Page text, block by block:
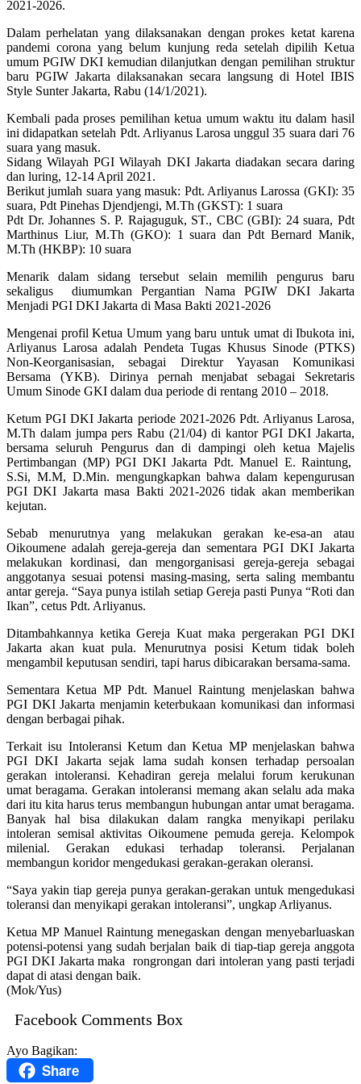
2021-2026.
Dalam perhelatan yang dilaksanakan dengan prokes ketat karena
pandemi corona yang belum kunjung reda setelah dipilih Ketua
umum PGIW DKI kemudian dilanjutkan dengan pemilihan struktur
baru PGIW Jakarta dilaksanakan secara langsung di Hotel IBIS
Style Sunter Jakarta, Rabu (14/1/2021).
Kembali pada proses pemilihan ketua umum waktu itu dalam hasil
ini didapatkan setelah Pdt. Arliyanus Larosa unggul 35 suara dari 76
suara yang masuk.
Sidang Wilayah PGI Wilayah DKI Jakarta diadakan secara daring
dan luring, 12-14 April 2021.
Berikut jumlah suara yang masuk: Pdt. Arliyanus Larossa (GKI): 35
suara, Pdt Pinehas Djendjengi, M.Th (GKST): 1 suara
Pdt Dr. Johannes S. P. Rajaguguk, ST., CBC (GBI): 24 suara, Pdt
Marthinus Liur, M.Th (GKO): 1 suara dan Pdt Bernard Manik,
M.Th (HKBP): 10 suara
Menarik dalam sidang tersebut selain memilih pengurus baru
sekaligus diumumkan Pergantian Nama PGIW DKI Jakarta
Menjadi PGI DKI Jakarta di Masa Bakti 2021-2026
Mengenai profil Ketua Umum yang baru untuk umat di Ibukota ini,
Arliyanus Larosa adalah Pendeta Tugas Khusus Sinode (PTKS)
Non-Keorganisasian, sebagai Direktur Yayasan Komunikasi
Bersama (YKB). Dirinya pernah menjabat sebagai Sekretaris
Umum Sinode GKI dalam dua periode di rentang 2010 – 2018.
Ketum PGI DKI Jakarta periode 2021-2026 Pdt. Arliyanus Larosa,
M.Th dalam jumpa pers Rabu (21/04) di kantor PGI DKI Jakarta,
bersama seluruh Pengurus dan di dampingi oleh ketua Majelis
Pertimbangan (MP) PGI DKI Jakarta Pdt. Manuel E. Raintung,
S.Si, M.M, D.Min. mengungkapkan bahwa dalam kepengurusan
PGI DKI Jakarta masa Bakti 2021-2026 tidak akan memberikan
kejutan.
Sebab menurutnya yang melakukan gerakan ke-esa-an atau
Oikoumene adalah gereja-gereja dan sementara PGI DKI Jakarta
melakukan kordinasi, dan mengorganisasi gereja-gereja sebagai
anggotanya sesuai potensi masing-masing, serta saling membantu
antar gereja. “Saya punya istilah setiap Gereja pasti Punya “Roti dan
Ikan”, cetus Pdt. Arliyanus.
Ditambahkannya ketika Gereja Kuat maka pergerakan PGI DKI
Jakarta akan kuat pula. Menurutnya posisi Ketum tidak boleh
mengambil keputusan sendiri, tapi harus dibicarakan bersama-sama.
Sementara Ketua MP Pdt. Manuel Raintung menjelaskan bahwa
PGI DKI Jakarta menjamin keterbukaan komunikasi dan informasi
dengan berbagai pihak.
Terkait isu Intoleransi Ketum dan Ketua MP menjelaskan bahwa
PGI DKI Jakarta sejak lama sudah konsen terhadap persoalan
gerakan intoleransi. Kehadiran gereja melalui forum kerukunan
umat beragama. Gerakan intoleransi memang akan selalu ada maka
dari itu kita harus terus membangun hubungan antar umat beragama.
Banyak hal bisa dilakukan dalam rangka menyikapi perilaku
intoleran semisal aktivitas Oikoumene pemuda gereja. Kelompok
milenial. Gerakan edukasi terhadap toleransi. Perjalanan
membangun koridor mengedukasi gerakan-gerakan oleransi.
“Saya yakin tiap gereja punya gerakan-gerakan untuk mengedukasi
toleransi dan menyikapi gerakan intoleransi”, ungkap Arliyanus.
Ketua MP Manuel Raintung menegaskan dengan menyebarluaskan
potensi-potensi yang sudah berjalan baik di tiap-tiap gereja anggota
PGI DKI Jakarta maka rongrongan dari intoleran yang pasti terjadi
dapat di atasi dengan baik.
(Mok/Yus)
Facebook Comments Box
Ayo Bagikan:
Share